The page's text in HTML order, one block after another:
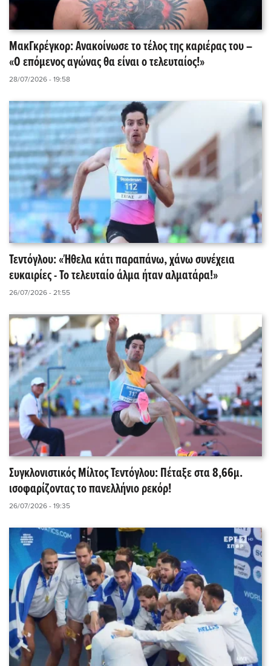
ΜακΓκρέγκορ: Ανακοίνωσε το τέλος της καριέρας του –
«Ο επόμενος αγώνας θα είναι ο τελευταίος!»
28/07/2026 - 19:58
Τεντόγλου: «Ήθελα κάτι παραπάνω, χάνω συνέχεια
ευκαιρίες - Το τελευταίο άλμα ήταν αλματάρα!»
26/07/2026 - 21:55
Συγκλονιστικός Μίλτος Τεντόγλου: Πέταξε στα 8,66μ.
ισοφαρίζοντας το πανελλήνιο ρεκόρ!
26/07/2026 - 19:35